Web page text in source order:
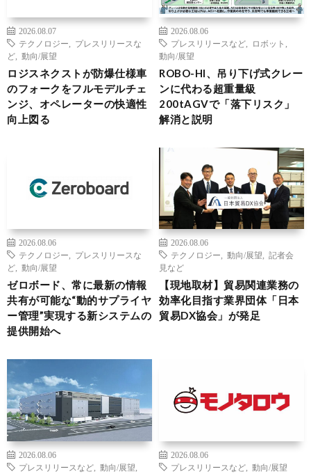
2026.08.07
テクノロジー
プレスリリースな
ど
動向/展望
ロジスネクストが防爆仕様車
のフォークをフルモデルチェ
ンジ、オペレーターの快適性
向上図る
2026.08.06
プレスリリースなど
ロボット
動向/展望
ROBO-HI、吊り下げ式クレー
ンに代わる超重量級
200tAGVで「落下リスク」
解消と説明
2026.08.06
テクノロジー
プレスリリースな
ど
動向/展望
ゼロボード、常に最新の情報
共有が可能な“動的サプライヤ
ー管理”実現する新システムの
提供開始へ
2026.08.06
テクノロジー
動向/展望
記者会
見など
【現地取材】貿易関連業務の
効率化目指す業界団体「日本
貿易DX協会」が発足
2026.08.06
プレスリリースなど
動向/展望
2026.08.06
プレスリリースなど
動向/展望